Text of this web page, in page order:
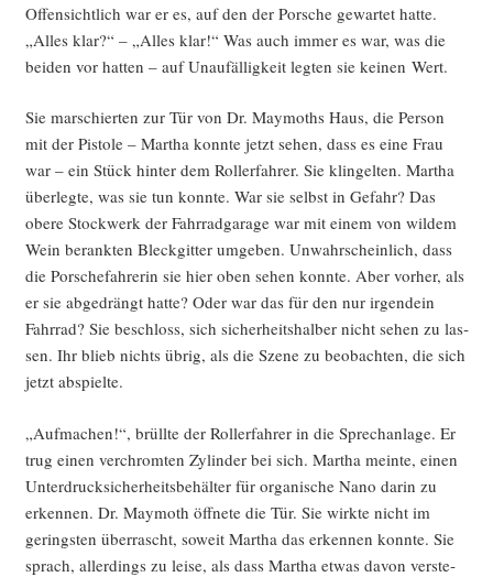
Offen­sicht­lich war er es, auf den der Por­sche gewar­tet hat­te.
„Alles klar?“ – „Alles klar!“ Was auch immer es war, was die
bei­den vor hat­ten – auf Unau­fäl­lig­keit leg­ten sie kei­nen Wert.
Sie mar­schier­ten zur Tür von Dr. May­mo­ths Haus, die Per­son
mit der Pis­to­le – Mar­tha konn­te jetzt sehen, dass es eine Frau
war – ein Stück hin­ter dem Rol­ler­fah­rer. Sie klin­gel­ten. Mar­tha
über­leg­te, was sie tun konn­te. War sie selbst in Gefahr? Das
obe­re Stock­werk der Fahr­rad­ga­ra­ge war mit einem von wil­dem
Wein berank­ten Bleck­git­ter umge­ben. Unwahr­schein­lich, dass
die Por­sche­fah­re­rin sie hier oben sehen konn­te. Aber vor­her, als
er sie abge­drängt hat­te? Oder war das für den nur irgend­ein
Fahr­rad? Sie beschloss, sich sicher­heits­hal­ber nicht sehen zu las­
sen. Ihr blieb nichts übrig, als die Sze­ne zu beob­ach­ten, die sich
jetzt abspielte.
„Auf­ma­chen!“, brüll­te der Rol­ler­fah­rer in die Sprech­an­la­ge. Er
trug einen ver­chrom­ten Zylin­der bei sich. Mar­tha mein­te, einen
Unter­druck­si­cher­heits­be­häl­ter für orga­ni­sche Nano dar­in zu
erken­nen. Dr. May­mo­th öff­ne­te die Tür. Sie wirk­te nicht im
gerings­ten über­rascht, soweit Mar­tha das erken­nen konn­te. Sie
sprach, aller­dings zu lei­se, als dass Mar­tha etwas davon ver­ste­